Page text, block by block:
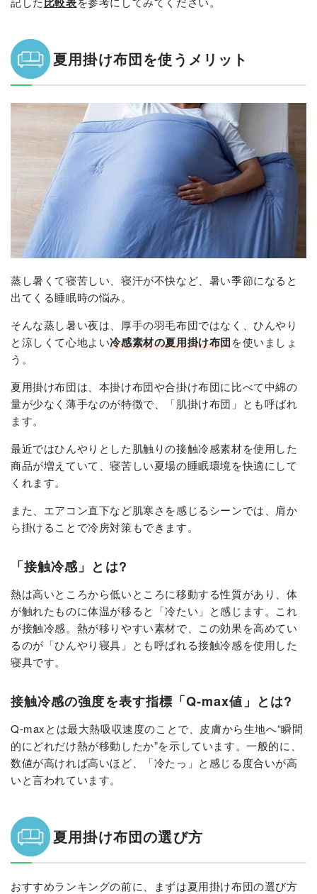
夏用掛け布団を使うメリット
蒸し暑くて寝苦しい、寝汗が不快など、 暑い季節になると
出てくる睡眠時の悩み。
そんな蒸し暑い夜は、厚手の羽毛布団ではなく、ひんやり
と涼しくて心地よい冷感素材の夏用掛け布団を使いましょ
う。
夏用掛け布団は、本掛け布団や合掛け布団に比べて中綿の
量が少なく薄手なのが特徴で、「肌掛け布団」とも呼ばれ
ます。
最近ではひんやりとした肌触りの接触冷感素材を使用した
商品が増えていて、寝苦しい夏場の睡眠環境を快適にして
くれます。
また、エアコン直下など肌寒さを感じるシーンでは、肩か
ら掛けることで冷房対策もできます。
「接触冷感」とは?
熱は高いところから低いところに移動する性質があり、体
が触れたものに体温が移ると「冷たい」と感じます。これ
が接触冷感。熱が移りやすい素材で、この効果を高めてい
るのが「ひんやり寝具」とも呼ばれる接触冷感を使用した
寝具です。
接触冷感の強度を表す指標「Q-max値」とは?
Q-maxとは最大熱吸収速度のことで、皮膚から生地へ“瞬間
的にどれだけ熱が移動したか”を示しています。一般的に、
数値が高ければ高いほど、「冷たっ」と感じる度合いが高
いと言われています。
夏用掛け布団の選び方
おすすめランキングの前に、まずは夏用掛け布団の選び方